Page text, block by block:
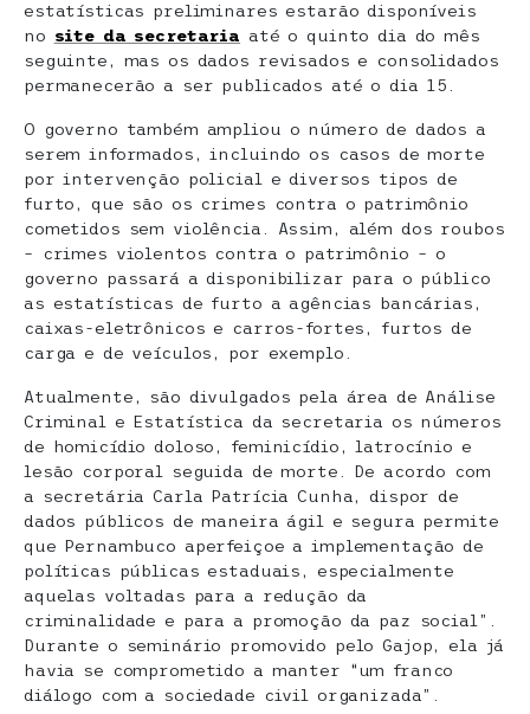
estatísticas preliminares estarão disponíveis
no site da secretaria até o quinto dia do mês
seguinte, mas os dados revisados e consolidados
permanecerão a ser publicados até o dia 15.
O governo também ampliou o número de dados a
serem informados, incluindo os casos de morte
por intervenção policial e diversos tipos de
furto, que são os crimes contra o patrimônio
cometidos sem violência. Assim, além dos roubos
– crimes violentos contra o patrimônio – o
governo passará a disponibilizar para o público
as estatísticas de furto a agências bancárias,
caixas-eletrônicos e carros-fortes, furtos de
carga e de veículos, por exemplo.
Atualmente, são divulgados pela área de Análise
Criminal e Estatística da secretaria os números
de homicídio doloso, feminicídio, latrocínio e
lesão corporal seguida de morte. De acordo com
a secretária Carla Patrícia Cunha, dispor de
dados públicos de maneira ágil e segura permite
que Pernambuco aperfeiçoe a implementação de
políticas públicas estaduais, especialmente
aquelas voltadas para a redução da
criminalidade e para a promoção da paz social”.
Durante o seminário promovido pelo Gajop, ela já
havia se comprometido a manter “um franco
diálogo com a sociedade civil organizada”.